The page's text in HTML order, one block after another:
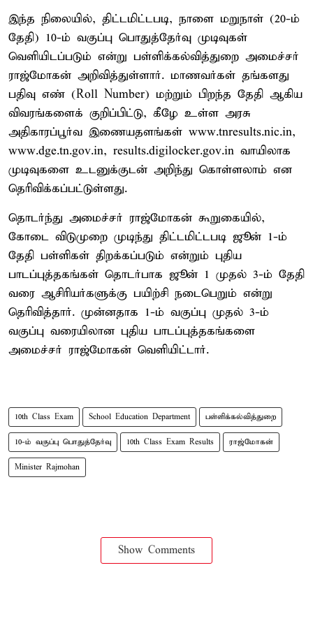
இந்த நிலையில், திட்டமிட்டபடி, நாளை மறுநாள் (20-ம்
தேதி) 10-ம் வகுப்பு பொதுத்தேர்வு முடிவுகள்
வெளியிடப்படும் என்று பள்ளிக்கல்வித்துறை அமைச்சர்
ராஜ்மோகன் அறிவித்துள்ளார். மாணவர்கள் தங்களது
பதிவு எண் (Roll Number) மற்றும் பிறந்த தேதி ஆகிய
விவரங்களைக் குறிப்பிட்டு, கீழே உள்ள அரசு
அதிகாரப்பூர்வ இணையதளங்கள் www.tnresults.nic.in,
www.dge.tn.gov.in, results.digilocker.gov.in வாயிலாக
முடிவுகளை உடனுக்குடன் அறிந்து கொள்ளலாம் என
தெரிவிக்கப்பட்டுள்ளது.
தொடர்ந்து அமைச்சர் ராஜ்மோகன் கூறுகையில்,
கோடை விடுமுறை முடிந்து திட்டமிட்டபடி ஜூன் 1-ம்
தேதி பள்ளிகள் திறக்கப்படும் என்றும் புதிய
பாடப்புத்தகங்கள் தொடர்பாக ஜூன் 1 முதல் 3-ம் தேதி
வரை ஆசிரியர்களுக்கு பயிற்சி நடைபெறும் என்று
தெரிவித்தார். முன்னதாக 1-ம் வகுப்பு முதல் 3-ம்
வகுப்பு வரையிலான புதிய பாடப்புத்தகங்களை
அமைச்சர் ராஜ்மோகன் வெளியிட்டார்.
10th Class Exam School Education Department பள்ளிக்கல்வித்துறை
10-ம் வகுப்பு பொதுத்தேர்வு 10th Class Exam Results ராஜ்மோகன்
Minister Rajmohan
Show Comments